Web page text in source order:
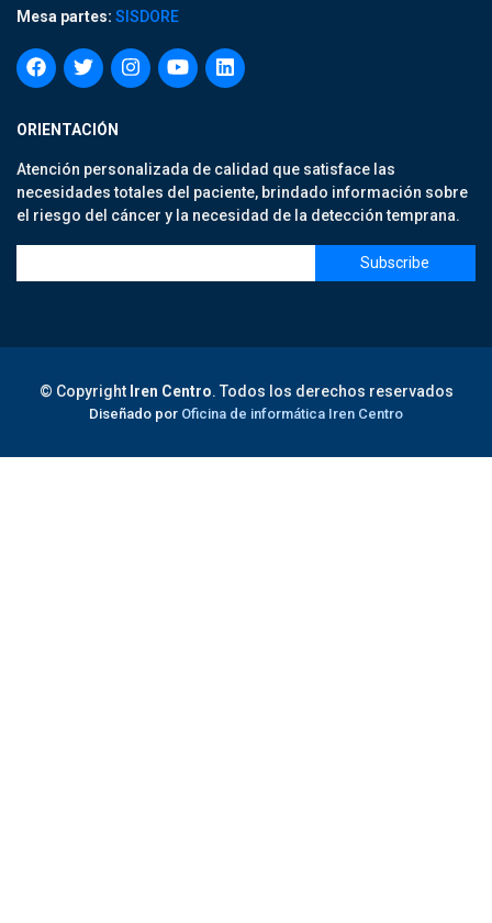
Mesa partes: SISDORE
ORIENTACIÓN
Atención personalizada de calidad que satisface las
necesidades totales del paciente, brindado información sobre
el riesgo del cáncer y la necesidad de la detección temprana.
© Copyright Iren Centro. Todos los derechos reservados
Diseñado por Oficina de informática Iren Centro